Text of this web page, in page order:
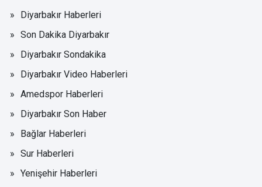
Diyarbakır Haberleri
Son Dakika Diyarbakır
Diyarbakır Sondakika
Diyarbakır Video Haberleri
Amedspor Haberleri
Diyarbakır Son Haber
Bağlar Haberleri
Sur Haberleri
Yenişehir Haberleri